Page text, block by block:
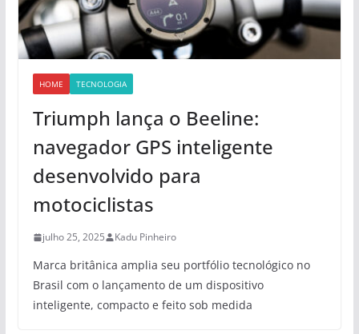
HOME TECNOLOGIA
Triumph lança o Beeline:
navegador GPS inteligente
desenvolvido para
motociclistas
julho 25, 2025 Kadu Pinheiro
Marca britânica amplia seu portfólio tecnológico no
Brasil com o lançamento de um dispositivo
inteligente, compacto e feito sob medida